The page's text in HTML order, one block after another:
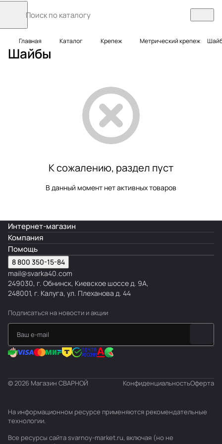
Главная Каталог Крепеж Метрический крепеж
Шайбы
К сожалению, раздел пуст
В данный момент нет активных товаров
Интернет-магазин
Компания
Помощь
8 800 350-15-84
mail@svarka40.com
249030, г. Обнинск, Киевское шоссе д. 9А,
248001, г. Калуга, ул. Плеханова д. 44
Подписаться на новости и акции
© 2026 Магазин СВАРНОЙ КонфиденциальностьОферта
На информационном ресурсе применяются рекомендательные
технологии.
Все ресурсы сайта svarnoy-market.ru, включая (но не